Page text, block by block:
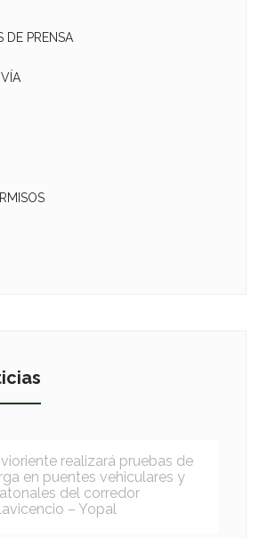
DE PRENSA
realizará pruebas de
en puentes vehiculares y
del corredor
– Yopal